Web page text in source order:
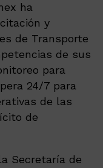
ha
y
de Transporte
de sus
para
24/7 para
de las
de
Secretaría de